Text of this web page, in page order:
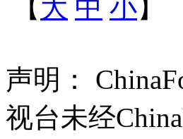
【 大 中 小】
声明：
视台未经